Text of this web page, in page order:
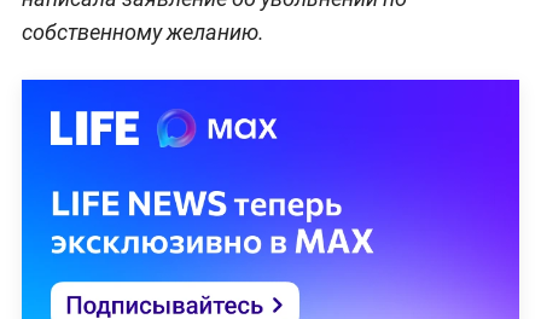
собственному желанию.